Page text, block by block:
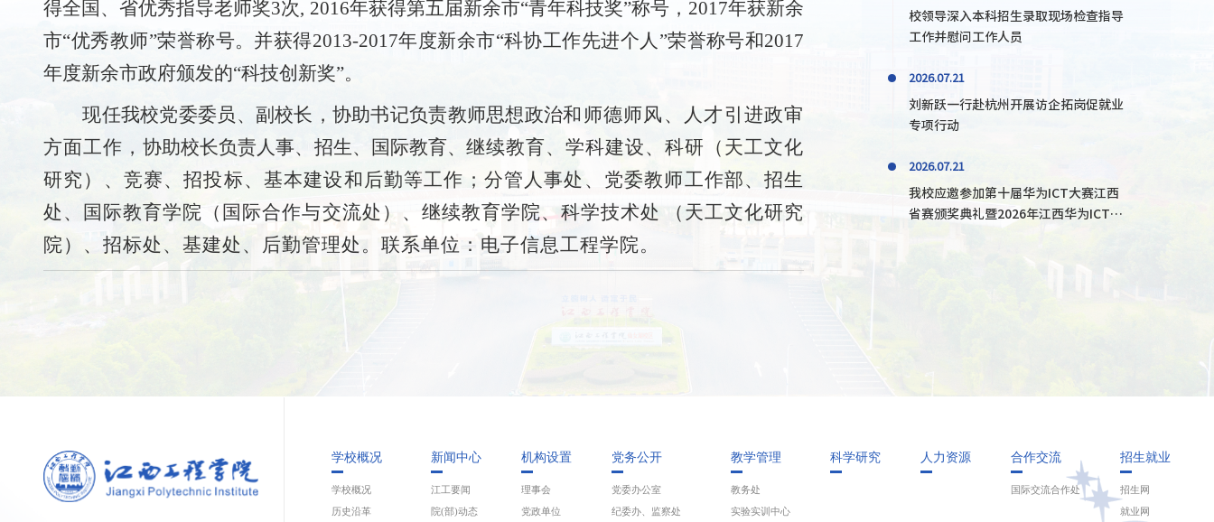
得全国、省优秀指导老师奖3次, 2016年获得第五届新余市“青年科技奖”称号，2017年获新余
市“优秀教师”荣誉称号。并获得2013-2017年度新余市“科协工作先进个人”荣誉称号和2017
年度新余市政府颁发的“科技创新奖”。
现任我校党委委员、副校长， 协助书记负责教师思想政治和师德师风、人才引进政审
方面工作，协助校长负责人事、招生、国 际教育、 继续教育、学科建设、科研（天工文化
研究）、竞赛、招投标、基本建设和后勤等工作；分管人事处、 党委教师工作部、招生
处、国际教育学院（国际合作与交流处）、继续教育学院、科学技术处
（天工文化研究
院）、招标处、基建处、后勤管理处。联系单位：电子信息工程学院。
校领导深入本科招生录取现场检查指导
工作并慰问工作人员
2026.07.21
刘新跃一行赴杭州开展访企拓岗促就业
专项行动
2026.07.21
我校应邀参加第十届华为ICT大赛江西
省赛颁奖典礼暨2026年江西华为ICT学
学校概况
学校概况
历史沿革
新闻中心
江工要闻
院(部)动态
机构设置
理事会
党政单位
党务公开
党委办公室
纪委办、监察处
教学管理
教务处
实验实训中心
科学研究 人力资源 合作交流
国际交流合作处
招生就业
招生网
就业网